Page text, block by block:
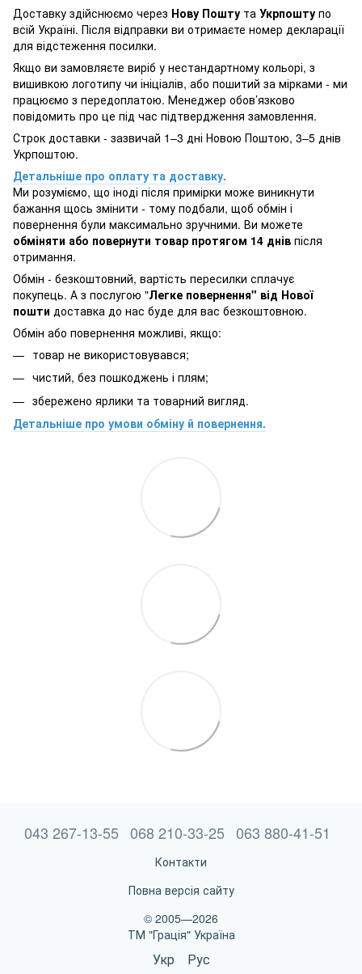
Доставку здійснюємо через Нову Пошту та Укрпошту по
всій Україні. Після відправки ви отримаєте номер декларації
для відстеження посилки.
Якщо ви замовляєте виріб у нестандартному кольорі, з
вишивкою логотипу чи ініціалів, або пошитий за мірками - ми
працюємо з передоплатою. Менеджер обов’язково
повідомить про це під час підтвердження замовлення.
Строк доставки - зазвичай 1–3 дні Новою Поштою, 3–5 днів
Укрпоштою.
Детальніше про оплату та доставку.
Ми розуміємо, що іноді після примірки може виникнути
бажання щось змінити - тому подбали, щоб обмін і
повернення були максимально зручними. Ви можете
обміняти або повернути товар протягом 14 днів після
отримання.
Обмін - безкоштовний, вартість пересилки сплачує
покупець. А з послугою "Легке повернення" від Нової
пошти доставка до нас буде для вас безкоштовною.
Обмін або повернення можливі, якщо:
товар не використовувався;
чистий, без пошкоджень і плям;
збережено ярлики та товарний вигляд.
Детальніше про умови обміну й повернення.
043 267-13-55 068 210-33-25 063 880-41-51
Контакти
Повна версія сайту
© 2005—2026
ТМ "Грація" Україна
Укр Рус